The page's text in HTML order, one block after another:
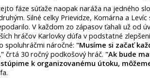
fáze súťaže naopak naráža na jedného
Silné celky Prievidze, Komárna a
V každom zo zápasov ťahali už od
hráčov Karlovky dúfa v podstatné
spoluhráčmi náročné: "Musíme si začať
črtá 30 ročný podkošový hráč. "Ak bude
k organizovanému útoku,